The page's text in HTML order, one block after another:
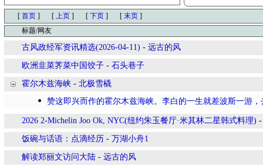
[ 首页 ] [ 上页 ] [ 下页 ] [ 末页 ]
标题/网友
古风政经军资讯精选(2026-04-11) - 远古的风
欧洲韭菜荠菜中国饺子 - 石头巷子
霍尔木兹海峡 - 北极雪橇
赞这即兴而作的霍尔木兹海峡。李白的一生就差波斯一游，
2026 2-Michelin Joo Ok, NYC(纽约朱玉餐厅·米其林二星韩式料理)
饭碗与话语：点滴经历 - 万湖小舟1
解读郑丽文访问大陆 - 远古的风